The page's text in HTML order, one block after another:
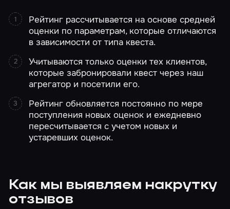
Рейтинг рассчитывается на основе средней
оценки по параметрам, которые отличаются
в зависимости от типа квеста.
Учитываются только оценки тех клиентов,
которые забронировали квест через наш
агрегатор и посетили его.
Рейтинг обновляется постоянно по мере
поступления новых оценок и ежедневно
пересчитывается с учетом новых и
устаревших оценок.
Как мы выявляем накрутку
отзывов